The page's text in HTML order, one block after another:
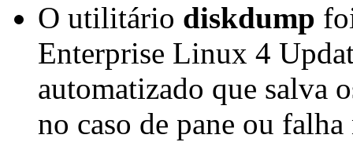
O utilitário diskdump
Enterprise Linux 4
automatizado que salva
no caso de pane ou